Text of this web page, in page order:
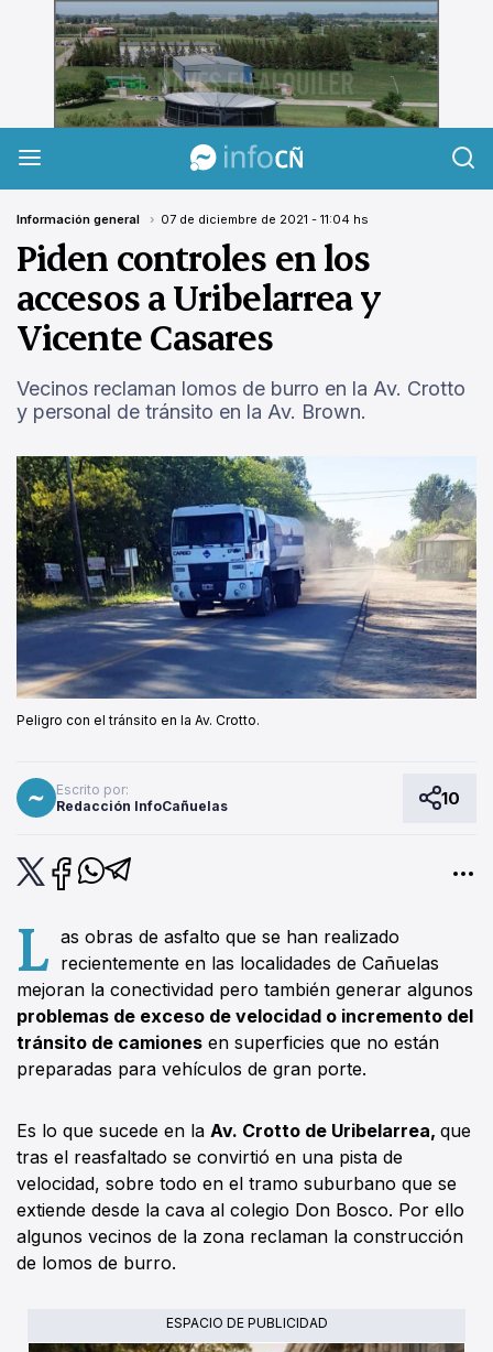
InfoCañuelas
Información general 07 de diciembre de 2021 - 11:04 hs
Piden controles en los
accesos a Uribelarrea y
Vicente Casares
Vecinos reclaman lomos de burro en la Av. Crotto
y personal de tránsito en la Av. Brown.
Peligro con el tránsito en la Av. Crotto.
Escrito por:
Redacción InfoCañuelas
10
L as obras de asfalto que se han realizado
recientemente en las localidades de Cañuelas
mejoran la conectividad pero también generar algunos
problemas de exceso de velocidad o incremento del
tránsito de camiones en superficies que no están
preparadas para vehículos de gran porte.
Es lo que sucede en la Av. Crotto de Uribelarrea, que
tras el reasfaltado se convirtió en una pista de
velocidad, sobre todo en el tramo suburbano que se
extiende desde la cava al colegio Don Bosco. Por ello
algunos vecinos de la zona reclaman la construcción
de lomos de burro.
ESPACIO DE PUBLICIDAD